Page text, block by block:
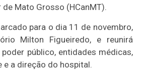
Mato Grosso (HCanMT).
para o dia 11 de novembro,
Milton Figueiredo, e reunirá
público, entidades médicas,
a direção do hospital.